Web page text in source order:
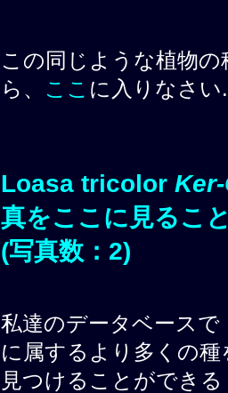
この同じような植物
ら、 ここ に入りなさい.
Loasa tricolor
真をここに見るこ
(写真数：2)
私達のデータベース
に属するより多くの種
見つけることができる